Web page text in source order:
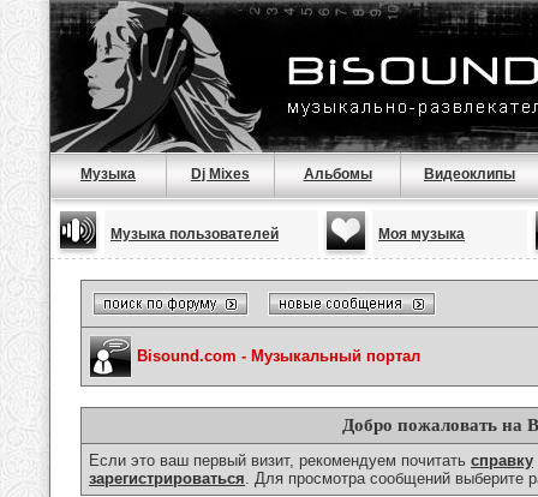
Музыка Dj Mixes Альбомы Видеоклипы
Музыка пользователей Моя музыка
Bisound.com - Музыкальный портал
Добро пожаловать на
Если это ваш первый визит, рекомендуем почитать справку
зарегистрироваться. Для просмотра сообщений выберите